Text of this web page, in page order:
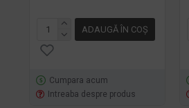
ADAUGĂ ÎN COŞ
Cumpara acum
Intreaba despre produs